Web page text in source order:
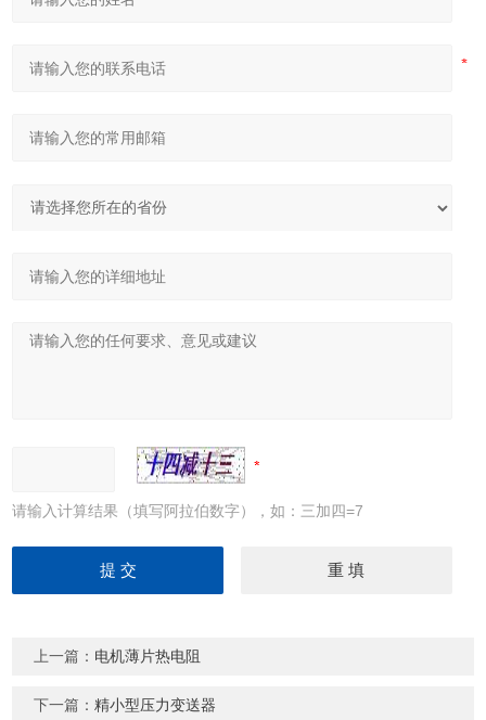
请输入计算结果（填写阿拉伯数字），如：三加四=7
上一篇： 电机薄片热电阻
下一篇：精小型压力变送器